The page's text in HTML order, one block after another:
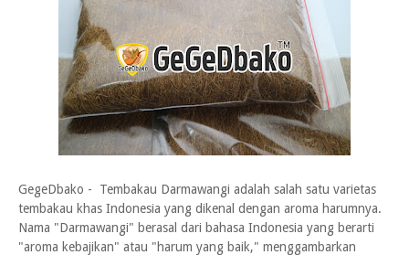
GegeDbako - Tembakau Darmawangi adalah salah satu varietas
tembakau khas Indonesia yang dikenal dengan aroma harumnya.
Nama "Darmawangi" berasal dari bahasa Indonesia yang berarti
"aroma kebajikan" atau "harum yang baik," menggambarkan